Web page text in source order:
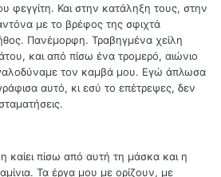
φεγγίτη. Και στην κατάληξη τους, στην
με το βρέφος της σφιχτά
Πανέμορφη. Τραβηγμένα χείλη
και από πίσω ένα τρομερό, αιώνιο
τον καμβά μου. Εγώ άπλωσα
αυτό, κι εσύ το επέτρεψες, δεν
καίει πίσω από αυτή τη μάσκα και η
Τα έργα μου με ορίζουν, με